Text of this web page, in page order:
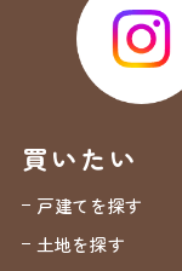
買いたい
戸建てを探す
土地を探す